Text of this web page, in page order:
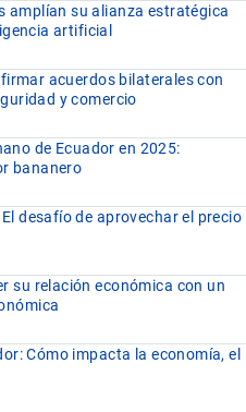
amplían su alianza estratégica
artificial
acuerdos bilaterales con
y comercio
de Ecuador en 2025:
bananero
desafío de aprovechar el precio
su relación económica con un
Cómo impacta la economía, el